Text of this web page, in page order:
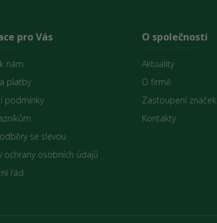
pro Vás
nám
platby
podmínky
se slevou
ochrany osobních údajů
řád
O společnosti
Aktuality
O firmě
Zastoupení značek
Kontakty